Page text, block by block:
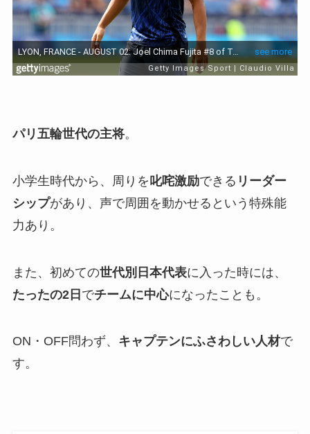
パリ五輪世代の主将。
小学生時代から、周りを叱咤激励できる リーダー
シップがあり、声で周囲を動かせるという特殊能
力あり。
また、初めての世代別日本代表に入った時には、
たったの2日 でチームに中心になったことも。
ON・OFF問わず、 キャプテンにふさわしい人材で
す。